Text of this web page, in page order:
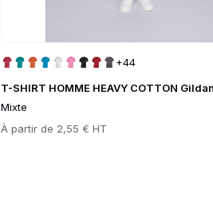
T-SHIRT HOMME HEAVY COTTON Gildan
Mixte
Prix
À partir de 2,55 € HT
+44